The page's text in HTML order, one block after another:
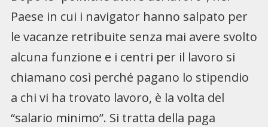
Paese in cui i navigator hanno salpato per
le vacanze retribuite senza mai avere svolto
alcuna funzione e i centri per il lavoro si
chiamano così perché pagano lo stipendio
a chi vi ha trovato lavoro, è la volta del
“salario minimo”. Si tratta della paga